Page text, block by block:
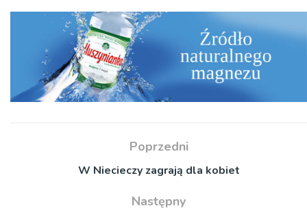
Poprzedni
W Niecieczy zagrają dla kobiet
Następny